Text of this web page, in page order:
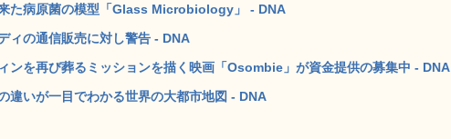
た病原菌の模型「Glass Microbiology」 - DNA
ィの通信販売に対し警告 - DNA
ンを再び葬るミッションを描く映画「Osombie」が資金提供の募集中 - DNA
違いが一目でわかる世界の大都市地図 - DNA